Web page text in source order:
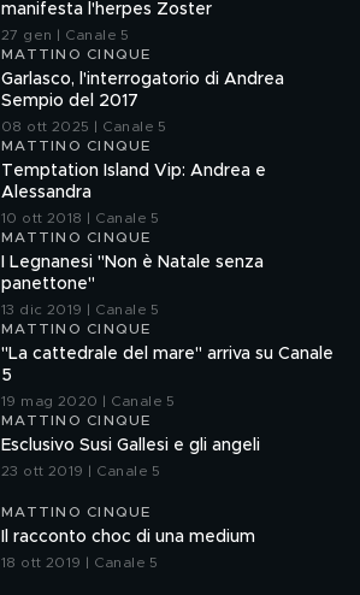
manifesta l'herpes Zoster
27 gen | Canale 5
MATTINO CINQUE
Garlasco, l'interrogatorio di Andrea
Sempio del 2017
08 ott 2025 | Canale 5
MATTINO CINQUE
Temptation Island Vip: Andrea e
Alessandra
10 ott 2018 | Canale 5
MATTINO CINQUE
I Legnanesi "Non è Natale senza
panettone"
13 dic 2019 | Canale 5
MATTINO CINQUE
"La cattedrale del mare" arriva su Canale
5
19 mag 2020 | Canale 5
MATTINO CINQUE
Esclusivo Susi Gallesi e gli angeli
23 ott 2019 | Canale 5
MATTINO CINQUE
Il racconto choc di una medium
18 ott 2019 | Canale 5